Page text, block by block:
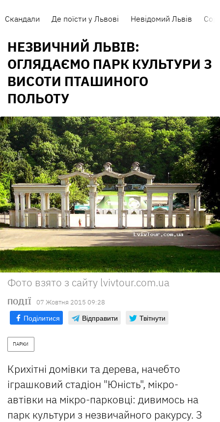
Скандали Де поїсти у Львові Невідомий Львів
НЕЗВИЧНИЙ ЛЬВІВ:
ОГЛЯДАЄМО ПАРК КУЛЬТУРИ З
ВИСОТИ ПТАШИНОГО
ПОЛЬОТУ
Фото взято з сайту lvivtour.com.ua
ПОДІЇ 07 Жовтня 2015 09:28
Поділитися Відправити Твітнути
ПАРКИ
Крихітні домівки та дерева, начебто
іграшковий стадіон "Юність", мікро-
автівки на мікро-парковці: дивимось на
парк культури з незвичайного ракурсу. З